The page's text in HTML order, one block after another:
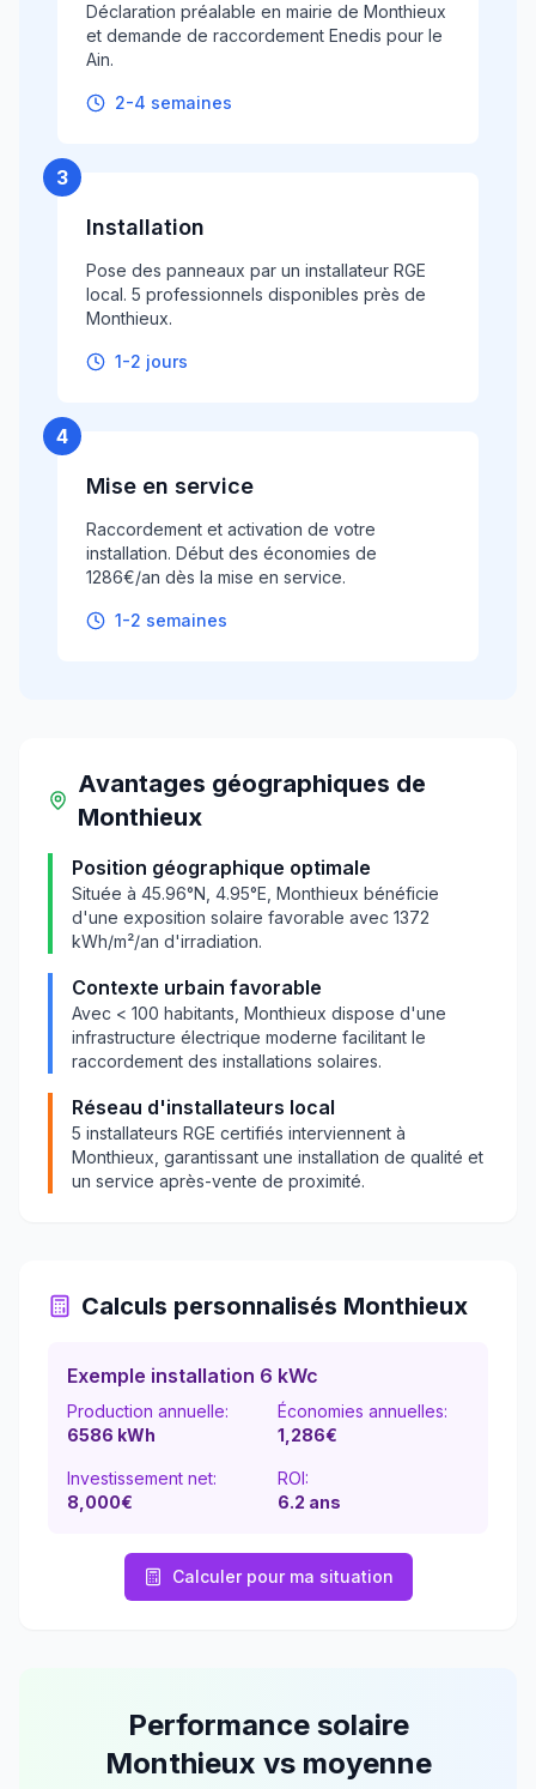
Déclaration préalable en mairie de Monthieux
et demande de raccordement Enedis pour le
Ain.
2-4 semaines
3
Installation
Pose des panneaux par un installateur RGE
local. 5 professionnels disponibles près de
Monthieux.
1-2 jours
4
Mise en service
Raccordement et activation de votre
installation. Début des économies de
1286€/an dès la mise en service.
1-2 semaines
Avantages géographiques de
Monthieux
Position géographique optimale
Située à 45.96°N, 4.95°E, Monthieux bénéficie
d'une exposition solaire favorable avec 1372
kWh/m²/an d'irradiation.
Contexte urbain favorable
Avec < 100 habitants, Monthieux dispose d'une
infrastructure électrique moderne facilitant le
raccordement des installations solaires.
Réseau d'installateurs local
5 installateurs RGE certifiés interviennent à
Monthieux , garantissant une installation de qualité et
un service après-vente de proximité.
Calculs personnalisés Monthieux
Exemple installation 6 kWc
Production annuelle:
6586 kWh
Économies annuelles:
1,286€
Investissement net:
8,000€
ROI:
6.2 ans
Calculer pour ma situation
Performance solaire
Monthieux vs moyenne